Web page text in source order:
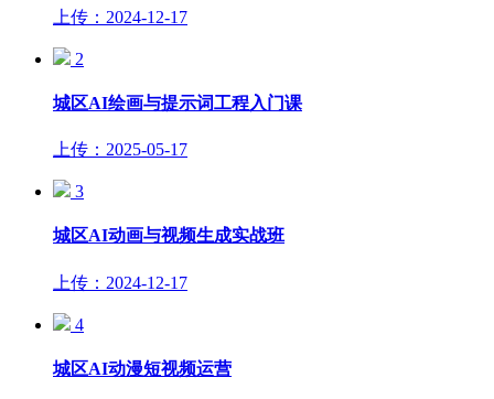
上传：2024-12-17
2
​城区AI绘画与提示词工程入门课
上传：2025-05-17
3
城区AI动画与视频生成实战班
上传：2024-12-17
4
​城区AI动漫短视频运营